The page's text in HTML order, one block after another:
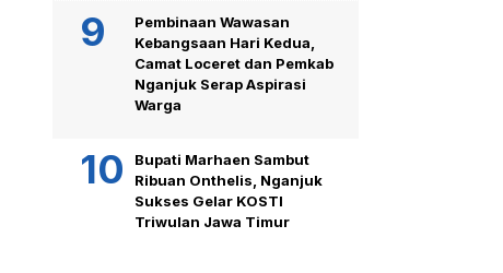
Pembinaan Wawasan
Kebangsaan Hari Kedua,
Camat Loceret dan Pemkab
Nganjuk Serap Aspirasi
Warga
Bupati Marhaen Sambut
Ribuan Onthelis, Nganjuk
Sukses Gelar KOSTI
Triwulan Jawa Timur